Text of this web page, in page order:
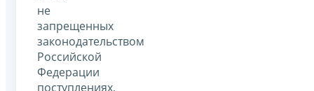
не
запрещенных
законодательством
Российской
Федерации
поступлениях,